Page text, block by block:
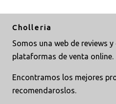
Cholleria
Somos una web de reviews
plataformas de venta online.
Encontramos los mejores
recomendaroslos.